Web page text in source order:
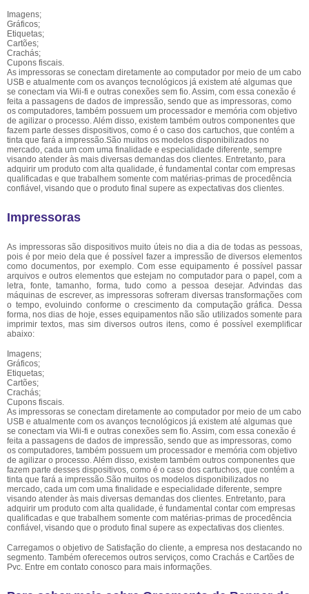
Imagens;
Gráficos;
Etiquetas;
Cartões;
Crachás;
Cupons fiscais.
As impressoras se conectam diretamente ao computador por meio de um cabo
USB e atualmente com os avanços tecnológicos já existem até algumas que
se conectam via Wii-fi e outras conexões sem fio. Assim, com essa conexão é
feita a passagens de dados de impressão, sendo que as impressoras, como
os computadores, também possuem um processador e memória com objetivo
de agilizar o processo. Além disso, existem também outros componentes que
fazem parte desses dispositivos, como é o caso dos cartuchos, que contém a
tinta que fará a impressão.São muitos os modelos disponibilizados no
mercado, cada um com uma finalidade e especialidade diferente, sempre
visando atender às mais diversas demandas dos clientes. Entretanto, para
adquirir um produto com alta qualidade, é fundamental contar com empresas
qualificadas e que trabalhem somente com matérias-primas de procedência
confiável, visando que o produto final supere as expectativas dos clientes.
Impressoras
As impressoras são dispositivos muito úteis no dia a dia de todas as pessoas,
pois é por meio dela que é possível fazer a impressão de diversos elementos
como documentos, por exemplo. Com esse equipamento é possível passar
arquivos e outros elementos que estejam no computador para o papel, com a
letra, fonte, tamanho, forma, tudo como a pessoa desejar. Advindas das
máquinas de escrever, as impressoras sofreram diversas transformações com
o tempo, evoluindo conforme o crescimento da computação gráfica. Dessa
forma, nos dias de hoje, esses equipamentos não são utilizados somente para
imprimir textos, mas sim diversos outros itens, como é possível exemplificar
abaixo:
Imagens;
Gráficos;
Etiquetas;
Cartões;
Crachás;
Cupons fiscais.
As impressoras se conectam diretamente ao computador por meio de um cabo
USB e atualmente com os avanços tecnológicos já existem até algumas que
se conectam via Wii-fi e outras conexões sem fio. Assim, com essa conexão é
feita a passagens de dados de impressão, sendo que as impressoras, como
os computadores, também possuem um processador e memória com objetivo
de agilizar o processo. Além disso, existem também outros componentes que
fazem parte desses dispositivos, como é o caso dos cartuchos, que contém a
tinta que fará a impressão.São muitos os modelos disponibilizados no
mercado, cada um com uma finalidade e especialidade diferente, sempre
visando atender às mais diversas demandas dos clientes. Entretanto, para
adquirir um produto com alta qualidade, é fundamental contar com empresas
qualificadas e que trabalhem somente com matérias-primas de procedência
confiável, visando que o produto final supere as expectativas dos clientes.
Carregamos o objetivo de Satisfação do cliente, a empresa nos destacando no
segmento. Também oferecemos outros serviços, como Crachás e Cartões de
Pvc. Entre em contato conosco para mais informações.